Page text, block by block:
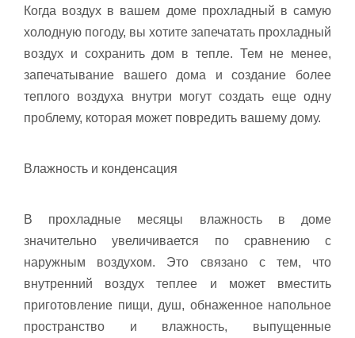
Когда воздух в вашем доме прохладный в самую
холодную погоду, вы хотите запечатать прохладный
воздух и сохранить дом в тепле. Тем не менее,
запечатывание вашего дома и создание более
теплого воздуха внутри могут создать еще одну
проблему, которая может повредить вашему дому.
Влажность и конденсация
В прохладные месяцы влажность в доме
значительно увеличивается по сравнению с
наружным воздухом. Это связано с тем, что
внутренний воздух теплее и может вместить
приготовление пищи, душ, обнаженное напольное
пространство и влажность, выпущенные